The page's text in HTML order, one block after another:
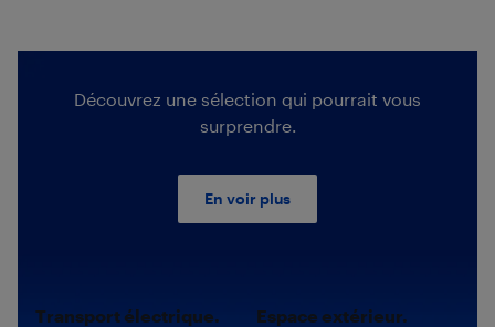
Découvrez une sélection qui pourrait vous
surprendre.
En voir plus
Transport électrique.
Espace extérieur.